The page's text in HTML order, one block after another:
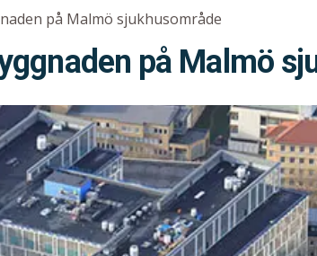
på Malmö sjukhusområde
på Malmö